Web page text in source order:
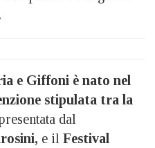
e Giffoni è nato nel
stipulata tra la
dal
e il Festival